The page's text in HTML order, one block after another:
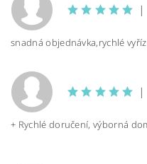
|
snadná objednávka,rychlé
|
+ Rychlé doručení, výborná